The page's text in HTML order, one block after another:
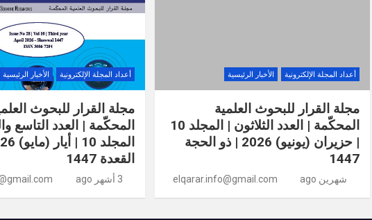
أعداد المجلة الإلكترونية الأخبار الرئيسية
مجلة القرار للبحوث العلمية
المحكّمة | العدد الثلاثون | المجلد 10
| حزيران (يونيو) 2026 | ذو الحجة
1447
شهرين ago elqarar.info@gmail.com
أعداد المجلة الإلكترونية الأخبار الرئيسية
مجلة القرار للبحوث
المحكّمة | العدد التاسع
القعدة 1447
3 أشهر ago